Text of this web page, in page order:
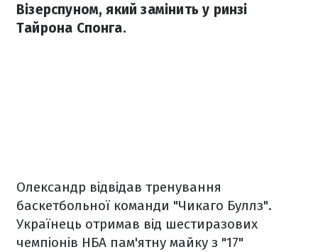
Візерспуном, який замінить у ринзі
Тайрона Спонга.
Олександр відвідав тренування
баскетбольної команди "Чикаго Буллз".
Українець отримав від шестиразових
чемпіонів НБА пам'ятну майку з "17"